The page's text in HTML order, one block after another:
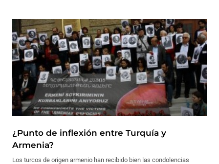
¿Punto de inflexión entre Turquía y
Armenia?
Los turcos de origen armenio han recibido bien las condolencias